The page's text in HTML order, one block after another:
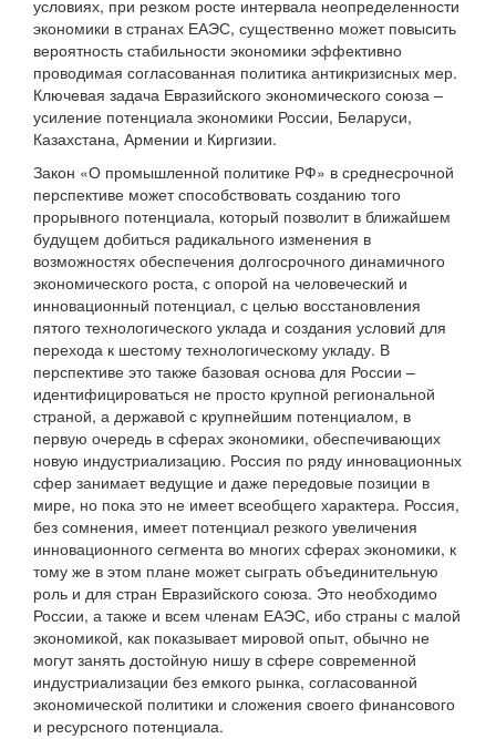
условиях, при резком росте интервала неопределенности
экономики в странах ЕАЭС, существенно может повысить
вероятность стабильности экономики эффективно
проводимая согласованная политика антикризисных мер.
Ключевая задача Евразийского экономического союза –
усиление потенциала экономики России, Беларуси,
Казахстана, Армении и Киргизии.
Закон «О промышленной политике РФ» в среднесрочной
перспективе может способствовать созданию того
прорывного потенциала, который позволит в ближайшем
будущем добиться радикального изменения в
возможностях обеспечения долгосрочного динамичного
экономического роста, с опорой на человеческий и
инновационный потенциал, с целью восстановления
пятого технологического уклада и создания условий для
перехода к шестому технологическому укладу. В
перспективе это также базовая основа для России –
идентифицироваться не просто крупной региональной
страной, а державой с крупнейшим потенциалом, в
первую очередь в сферах экономики, обеспечивающих
новую индустриализацию. Россия по ряду инновационных
сфер занимает ведущие и даже передовые позиции в
мире, но пока это не имеет всеобщего характера. Россия,
без сомнения, имеет потенциал резкого увеличения
инновационного сегмента во многих сферах экономики, к
тому же в этом плане может сыграть объединительную
роль и для стран Евразийского союза. Это необходимо
России, а также и всем членам ЕАЭС, ибо страны с малой
экономикой, как показывает мировой опыт, обычно не
могут занять достойную нишу в сфере современной
индустриализации без емкого рынка, согласованной
экономической политики и сложения своего финансового
и ресурсного потенциала.